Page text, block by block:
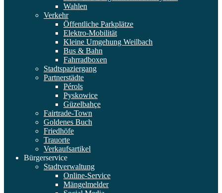
Wahlen
Verkehr
Öffentliche Parkplätze
Elektro-Mobilität
Kleine Umgehung Weilbach
Bus & Bahn
Fahrradboxen
Stadtspaziergang
Partnerstädte
Pérols
Pyskowice
Güzelbahçe
Fairtrade-Town
Goldenes Buch
Friedhöfe
Trauorte
Verkaufsartikel
Bürgerservice
Stadtverwaltung
Online-Service
Mängelmelder